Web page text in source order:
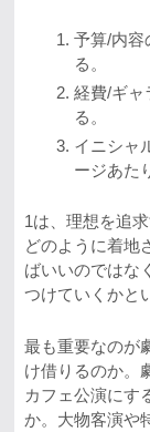
予算/内容
る。
経費/ギャ
る。
イニシャ
ージあた
1は、理想を追
どのように着地
ばいいのではな
つけていくかと
最も重要なのが
け借りるのか。
カフェ公演にす
か。大物客演や